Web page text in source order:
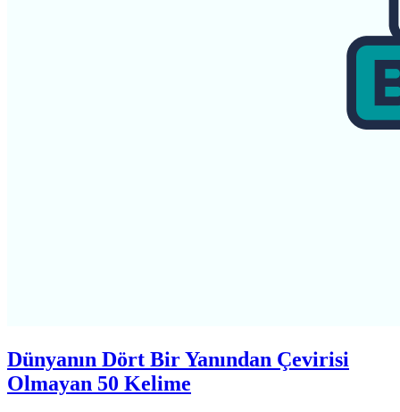
Dünyanın Dört Bir Yanından Çevirisi
Olmayan 50 Kelime